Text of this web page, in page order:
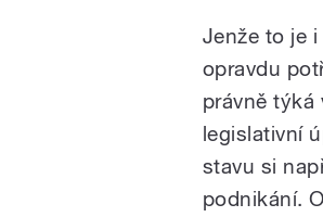
Jenže to je i
opravdu
právně týká
legislativní
stavu si
podnikání.